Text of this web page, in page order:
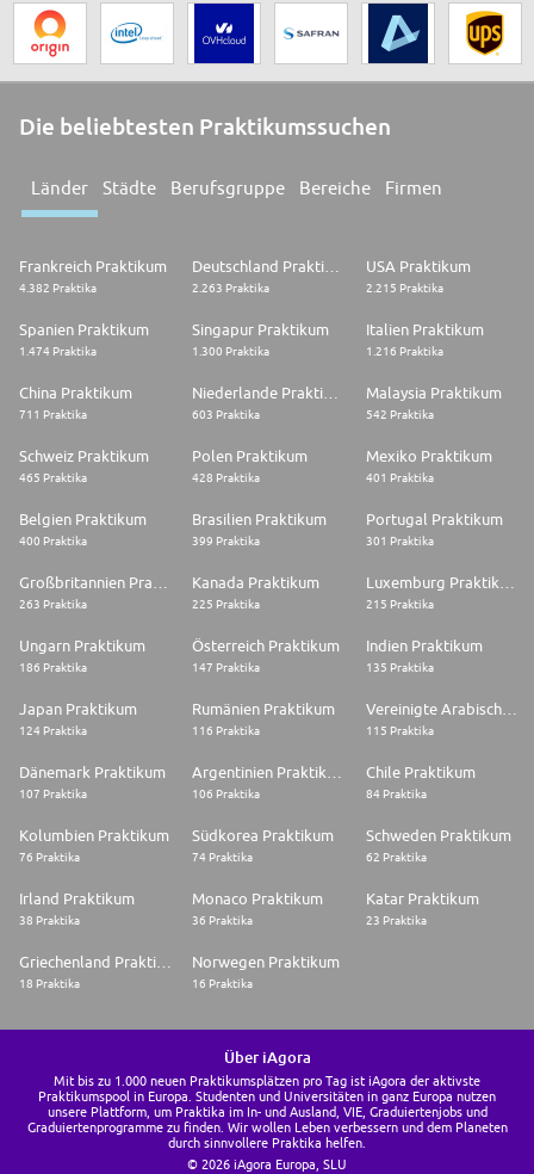
Die beliebtesten Praktikumssuchen
Länder Städte Berufsgruppe Bereiche Firmen
Frankreich Praktikum
4.382 Praktika 2.263 Praktika
USA Praktikum
2.215 Praktika
Spanien Praktikum
1.474 Praktika
Singapur Praktikum
1.300 Praktika
Italien Praktikum
1.216 Praktika
China Praktikum
711 Praktika 603 Praktika
Malaysia Praktikum
542 Praktika
Schweiz Praktikum
465 Praktika
Polen Praktikum
428 Praktika
Mexiko Praktikum
401 Praktika
Belgien Praktikum
400 Praktika
Brasilien Praktikum
399 Praktika
Portugal Praktikum
301 Praktika
263 Praktika
Kanada Praktikum
225 Praktika 215 Praktika
Ungarn Praktikum
186 Praktika
Österreich Praktikum
147 Praktika
Indien Praktikum
135 Praktika
Japan Praktikum
124 Praktika
Rumänien Praktikum
116 Praktika
Vereinigte Arabische Emirate Praktikum
115 Praktika
Dänemark Praktikum
107 Praktika 106 Praktika
Chile Praktikum
84 Praktika
Kolumbien Praktikum
76 Praktika
Südkorea Praktikum
74 Praktika
Schweden Praktikum
62 Praktika
Irland Praktikum
38 Praktika
Monaco Praktikum
36 Praktika
Katar Praktikum
23 Praktika
18 Praktika
Norwegen Praktikum
16 Praktika
Über iAgora
Mit bis zu 1.000 neuen Praktikumsplätzen pro Tag ist iAgora der aktivste
Praktikumspool in Europa. Studenten und Universitäten in ganz Europa nutzen
unsere Plattform, um Praktika im In- und Ausland, VIE, Graduiertenjobs und
Graduiertenprogramme zu finden. Wir wollen Leben verbessern und dem Planeten
durch sinnvollere Praktika helfen.
© 2026 iAgora Europa, SLU